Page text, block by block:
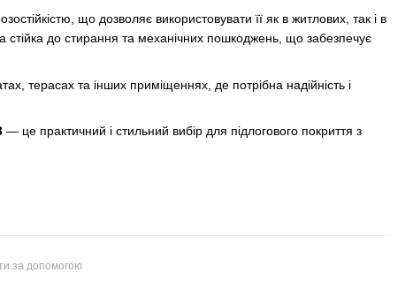
що дозволяє використовувати її як в житлових, так і в
до стирання та механічних пошкоджень, що забезпечує
терасах та інших приміщеннях, де потрібна надійність і
— це практичний і стильний вибір для підлогового покриття з
за допомогою